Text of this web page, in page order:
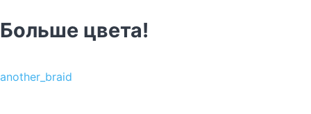
Больше цвета!
another_braid